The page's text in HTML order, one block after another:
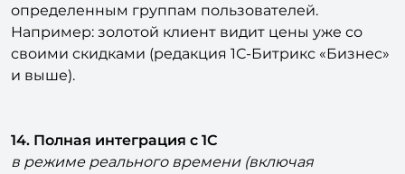
определенным группам пользователей.
Например: золотой клиент видит цены уже со
своими скидками (редакция 1С-Битрикс «Бизнес»
и выше).
14. Полная интеграция с 1С
в режиме реального времени (включая